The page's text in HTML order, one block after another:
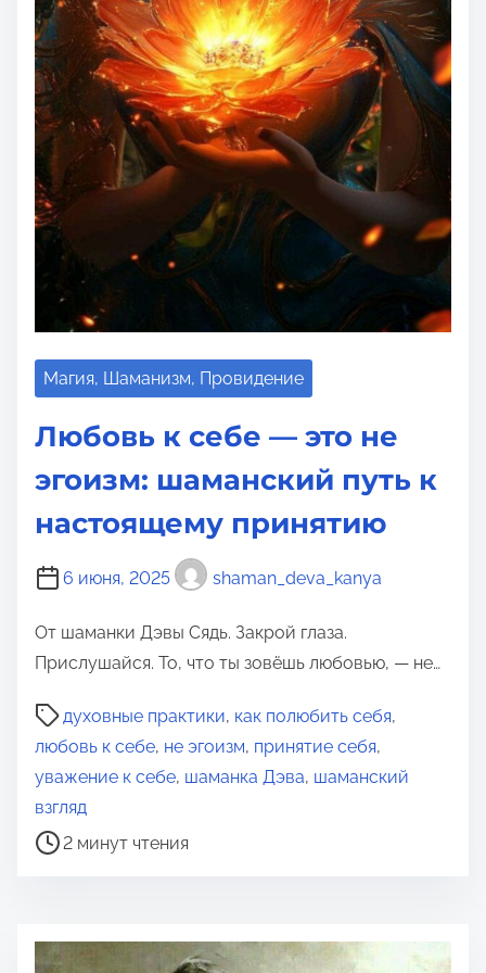
Магия, Шаманизм, Провидение
Любовь к себе — это не
эгоизм: шаманский путь к
настоящему принятию
6 июня, 2025 shaman_deva_kanya
От шаманки Дэвы Сядь. Закрой глаза.
Прислушайся. То, что ты зовёшь любовью, — не…
духовные практики, как полюбить себя,
любовь к себе, не эгоизм, принятие себя,
уважение к себе, шаманка Дэва, шаманский
взгляд
В
р
е
м
я
п
2 минут чтения